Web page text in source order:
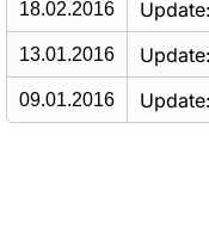
18.02.2016
13.01.2016
09.01.2016